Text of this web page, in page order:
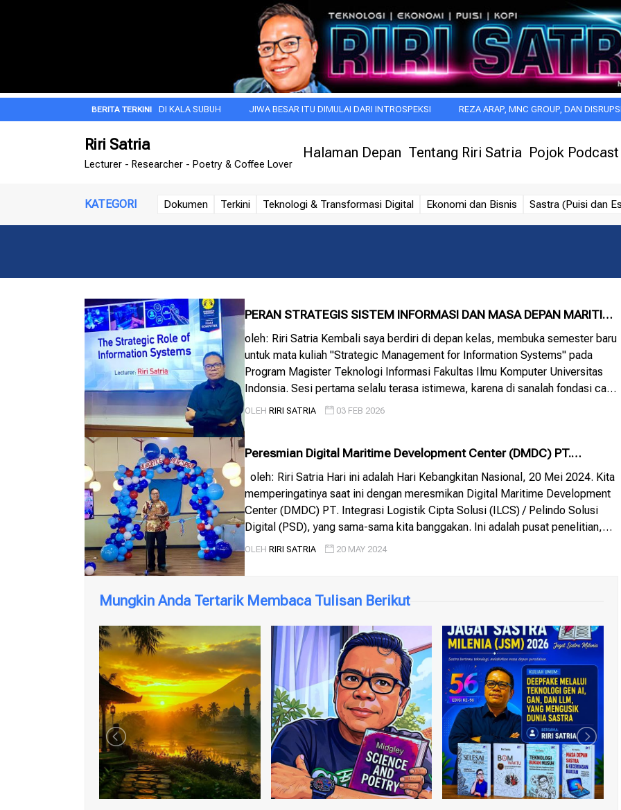
DOA PAGI INI DI KALA SUBUH JIWA BESAR ITU DIMULAI DARI INTROSPEKSI REZA ARAP, MNC GROUP, DAN DISRUPSI BARU
Riri Satria
Lecturer - Researcher - Poetry & Coffee Lover
Halaman Depan Tentang Riri Satria Pojok Podcast
KATEGORI Dokumen Terkini Teknologi & Transformasi Digital Ekonomi dan Bisnis Sastra (Puisi dan
PERAN STRATEGIS SISTEM INFORMASI DAN MASA DEPAN MARITIM
INDONESIA: REFLEKSI DARI RUANG KELAS TENTANG...
oleh: Riri Satria Kembali saya berdiri di depan kelas, membuka semester baru
untuk mata kuliah "Strategic Management for Information Systems" pada
Program Magister Teknologi Informasi Fakultas Ilmu Komputer Universitas
Indonsia. Sesi pertama selalu terasa istimewa, karena di sanalah fondasi cara
berpikir mahasiswa mulai dibentuk. Topik kami malam ini adalah "The
OLEH RIRI SATRIA 03 FEB 2026
Peresmian Digital Maritime Development Center (DMDC) PT.
Integrasi Logistik Cipta Solusi (ILCS) / Pe...
oleh: Riri Satria Hari ini adalah Hari Kebangkitan Nasional, 20 Mei 2024. Kita
memperingatinya saat ini dengan meresmikan Digital Maritime Development
Center (DMDC) PT. Integrasi Logistik Cipta Solusi (ILCS) / Pelindo Solusi
Digital (PSD), yang sama-sama kita banggakan. Ini adalah pusat penelitian,
pengembangan, dan inovasi solusi digital terintegrasi untuk ekosistem
OLEH RIRI SATRIA 20 MAY 2024
Mungkin Anda Tertarik Membaca Tulisan Berikut